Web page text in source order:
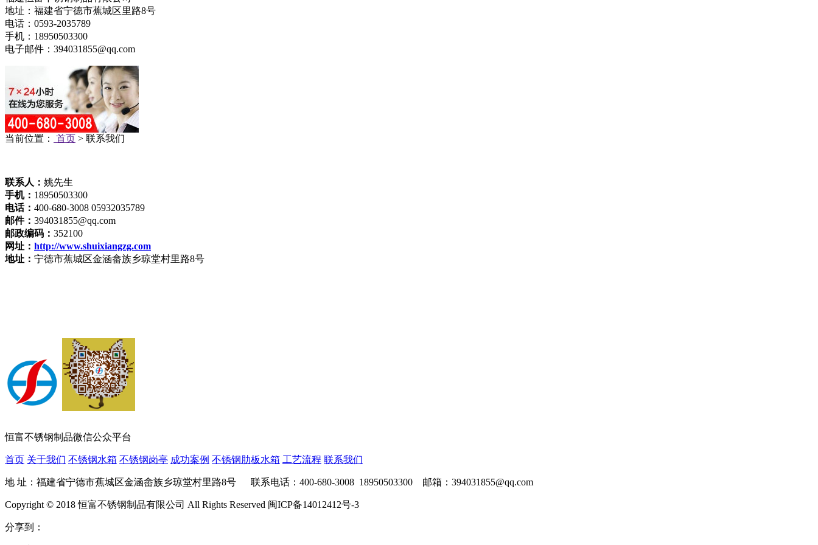
地址：福建省宁德市蕉城区里路8号
电话：0593-2035789
手机：18950503300
电子邮件：394031855@qq.com
当前位置： 首页 > 联系我们
联系人： 姚先生
手机： 18950503300
电话： 400-680-3008 05932035789
邮件： 394031855@qq.com
邮政编码： 352100
网址： http://www.shuixiangzg.com
地址： 宁德市蕉城区金涵畲族乡琼堂村里路8号
恒富不锈钢制品微信公众平台
首页 关于我们 不锈钢水箱 不锈钢岗亭 成功案例 不锈钢肋板水箱 工艺流程 联系我们
地 址：福建省宁德市蕉城区金涵畲族乡琼堂村里路8号 联系电话：400-680-3008 18950503300 邮箱：394031855@qq.com
Copyright © 2018 恒富不锈钢制品有限公司 All Rights Reserved 闽ICP备14012412号-3
分享到：